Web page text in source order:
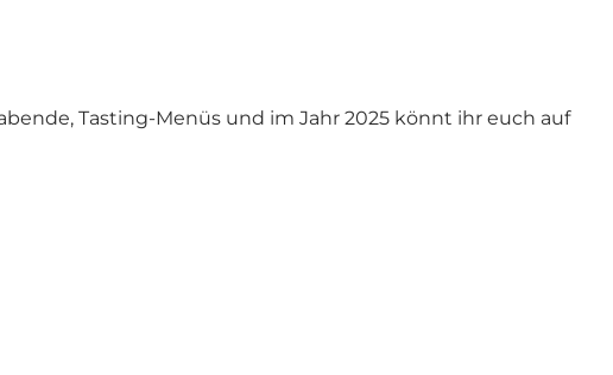
Tasting-Menüs und im Jahr 2025 könnt ihr euch auf